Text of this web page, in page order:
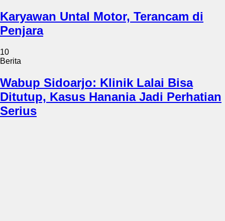
Karyawan Untal Motor, Terancam di
Penjara
10
Berita
Wabup Sidoarjo: Klinik Lalai Bisa
Ditutup, Kasus Hanania Jadi Perhatian
Serius